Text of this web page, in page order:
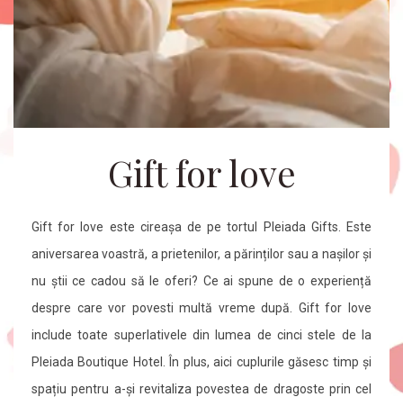
Gift for love
Gift for love este cireașa de pe tortul Pleiada Gifts. Este
aniversarea voastră, a prietenilor, a părinților sau a nașilor și
nu știi ce cadou să le oferi? Ce ai spune de o experiență
despre care vor povesti multă vreme după. Gift for love
include toate superlativele din lumea de cinci stele de la
Pleiada Boutique Hotel. În plus, aici cuplurile găsesc timp și
spațiu pentru a-și revitaliza povestea de dragoste prin cel